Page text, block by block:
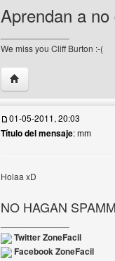
Aprendan a
We miss you Cliff Burton :-(
Visitar sitio web del
usuario
01-05-2011, 20:03
Título del mensaje: mm
Holaa xD
NO HAGAN
Twitter ZoneFacil
Facebook ZoneFacil